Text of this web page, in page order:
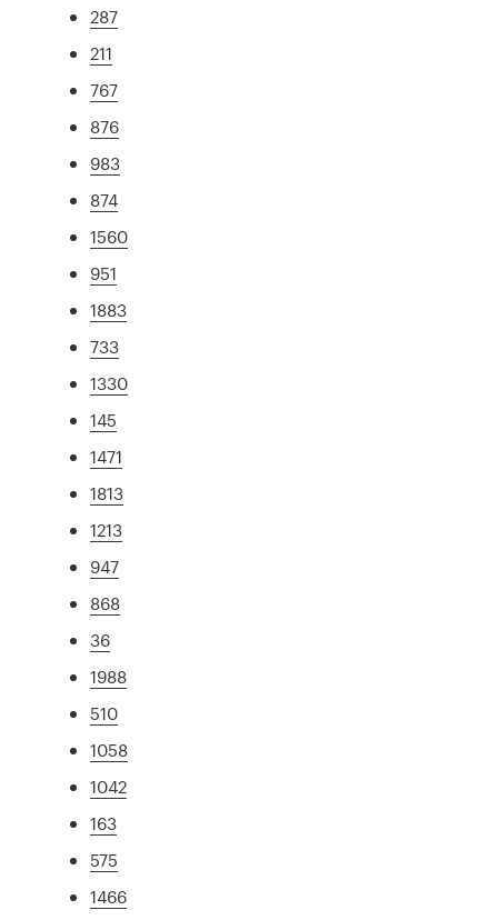
287
211
767
876
983
874
1560
951
1883
733
1330
145
1471
1813
1213
947
868
36
1988
510
1058
1042
163
575
1466